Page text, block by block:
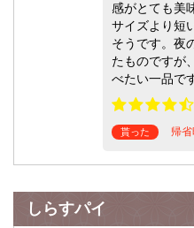
感がとても美
サイズより短
そうです。夜
たものですが
べたい一品で
貰った 帰
しらすパイ